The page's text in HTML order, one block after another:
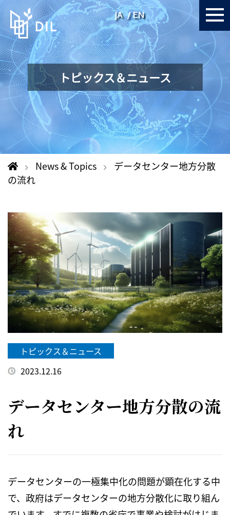
JA EN
トピックス＆ニュース
News & Topics
データセンター地方分散
の流れ
トピックス＆ニュース
2023.12.16
データセンター地方分散の流
れ
データセンターの一極集中化の問題が顕在化する中
で、政府はデータセンターの地方分散化に取り組ん